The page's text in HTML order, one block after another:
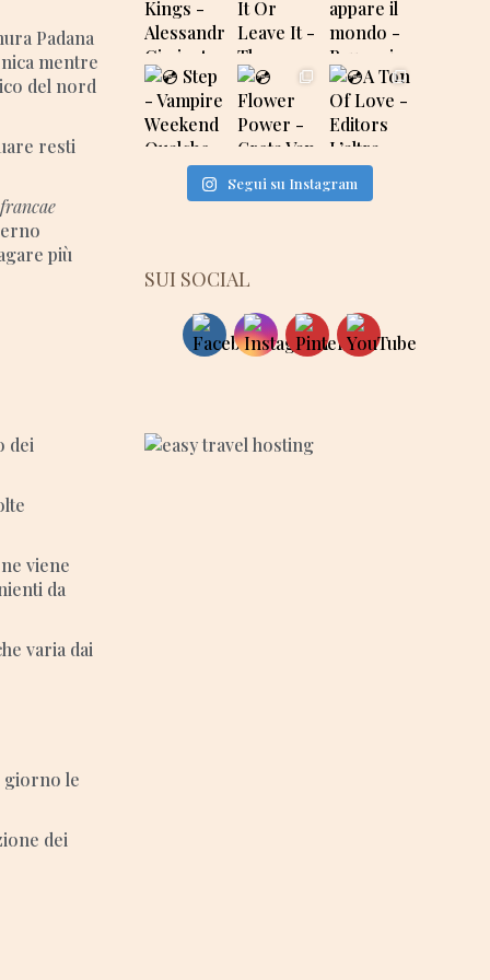
Padana
mentre
del nord
resti
francae
più
dei
viene
da
varia dai
giorno le
dei
Segui su Instagram
SUI SOCIAL